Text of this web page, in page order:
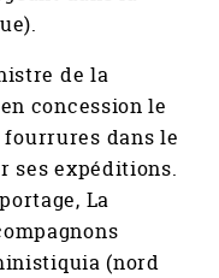
de la
concession le
dans le
ses expéditions.
La
(nord